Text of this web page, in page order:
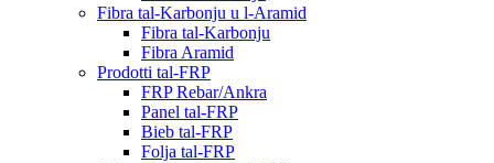
Fibra tal-Karbonju u l-Aramid
Fibra tal-Karbonju
Fibra Aramid
Prodotti tal-FRP
FRP Rebar/Ankra
Panel tal-FRP
Bieb tal-FRP
Folja tal-FRP